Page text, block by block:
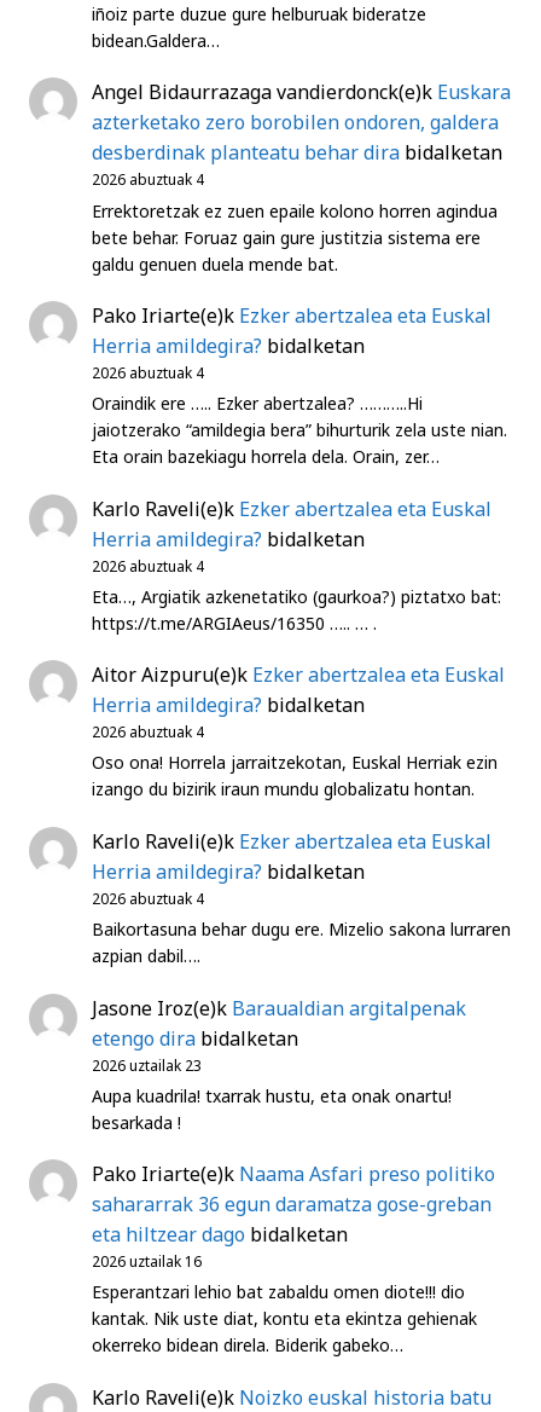
iñoiz parte duzue gure helburuak bideratze
bidean.Galdera…
Angel Bidaurrazaga vandierdonck(e)k Euskara
azterketako zero borobilen ondoren, galdera
desberdinak planteatu behar dira bidalketan
2026 abuztuak 4
Errektoretzak ez zuen epaile kolono horren agindua
bete behar. Foruaz gain gure justitzia sistema ere
galdu genuen duela mende bat.
Pako Iriarte(e)k Ezker abertzalea eta Euskal
Herria amildegira? bidalketan
2026 abuztuak 4
Oraindik ere ….. Ezker abertzalea? ………..Hi
jaiotzerako “amildegia bera” bihurturik zela uste nian.
Eta orain bazekiagu horrela dela. Orain, zer…
Karlo Raveli(e)k Ezker abertzalea eta Euskal
Herria amildegira? bidalketan
2026 abuztuak 4
Eta…, Argiatik azkenetatiko (gaurkoa?) piztatxo bat:
https://t.me/ARGIAeus/16350 ….. … .
Aitor Aizpuru(e)k Ezker abertzalea eta Euskal
Herria amildegira? bidalketan
2026 abuztuak 4
Oso ona! Horrela jarraitzekotan, Euskal Herriak ezin
izango du bizirik iraun mundu globalizatu hontan.
Karlo Raveli(e)k Ezker abertzalea eta Euskal
Herria amildegira? bidalketan
2026 abuztuak 4
Baikortasuna behar dugu ere. Mizelio sakona lurraren
azpian dabil….
Jasone Iroz(e)k Baraualdian argitalpenak
etengo dira bidalketan
2026 uztailak 23
Aupa kuadrila! txarrak hustu, eta onak onartu!
besarkada !
Pako Iriarte(e)k Naama Asfari preso politiko
sahararrak 36 egun daramatza gose-greban
eta hiltzear dago bidalketan
2026 uztailak 16
Esperantzari lehio bat zabaldu omen diote!!! dio
kantak. Nik uste diat, kontu eta ekintza gehienak
okerreko bidean direla. Biderik gabeko…
Karlo Raveli(e)k Noizko euskal historia batu